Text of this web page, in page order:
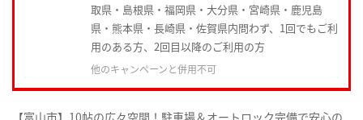
取県・島根県・福岡県・大分県・宮崎県・鹿児島
県・熊本県・長崎県・佐賀県内問わず、1回でもご利
用のある方、2回目以降のご利用の方
他のキャンペーンと併用不可
【富山市】10帖の広々空間！駐車場＆オートロック完備で安心の